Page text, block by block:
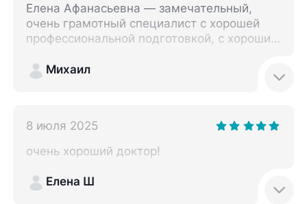
Елена Афанасьевна — замечательный,
очень грамотный специалист с хорошей
профессиональной подготовкой, с хорошим
назначила мне прекрасное лечение. Она
рекомендовать этого офтальмолога.
Михаил
8 июля 2025
очень хороший доктор!
Елена Ш